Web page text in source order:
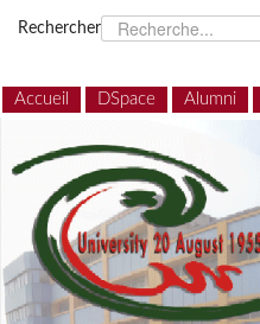
Rechercher
Accueil DSpace Alumni